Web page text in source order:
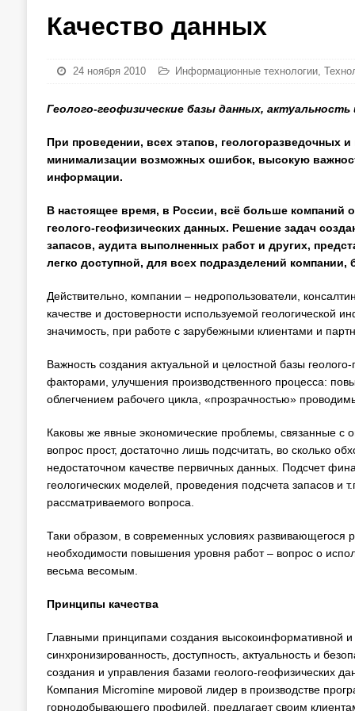
Качество данных
24 ноября 2010 Информационные технологии,
Геолого-геофизические базы данных,
При проведении, всех этапов,
минимализации возможных ошибок, высокую
информации.
В настоящее время, в России, всё больше компаний
геолого-геофизических данных. Решение задач
запасов, аудита выполненных работ и других,
легко доступной, для всех подразделений компании,
Действительно, компании – недропользователи,
качестве и достоверности используемой геологической
значимость, при работе с зарубежными клиентами и
Важность создания актуальной и целостной базы
факторами, улучшения производственного процесса:
облегчением рабочего цикла, «прозрачностью»
Каковы же явные экономические проблемы, связанные с
вопрос прост, достаточно лишь подсчитать, во сколько
недостаточном качестве первичных данных. Подсчет
геологических моделей, проведения подсчета запасов и
рассматриваемого вопроса.
Таки образом, в современных условиях развивающегося
необходимости повышения уровня работ – вопрос о
весьма весомым.
Принципы качества
Главными принципами создания высокоинформативной и
синхронизированность, доступность, актуальность и
создания и управления базами геолого-геофизических
Компания Micromine мировой лидер в производстве
горнодобывающего профилей, предлагает своим